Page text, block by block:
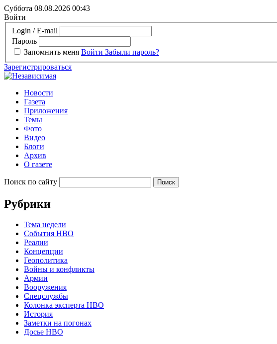
Суббота 08.08.2026 00:43
Войти
Login / E-mail
Пароль
Запомнить меня Войти Забыли пароль?
Зарегистрироваться
Новости
Газета
Приложения
Темы
Фото
Видео
Блоги
Архив
О газете
Поиск по сайту
Рубрики
Тема недели
События НВО
Реалии
Концепции
Геополитика
Войны и конфликты
Армии
Вооружения
Спецслужбы
Колонка эксперта НВО
История
Заметки на погонах
Досье НВО